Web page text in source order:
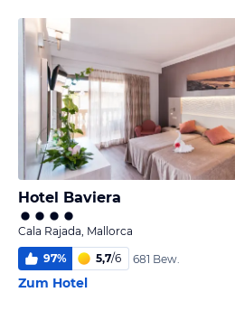
Hotel Baviera
Cala Rajada, Mallorca
97% 5,7/6 681 Bew.
Zum Hotel